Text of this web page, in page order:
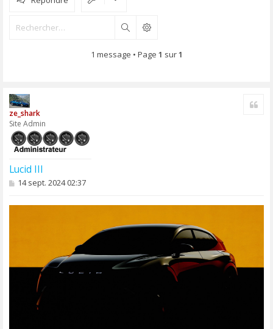
Rechercher
1 message • Page 1 sur1
ze_shark
Site Admin
Lucid III
M14 sept. 2024 02:37